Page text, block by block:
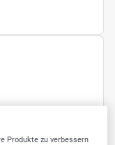
Produkte zu verbessern